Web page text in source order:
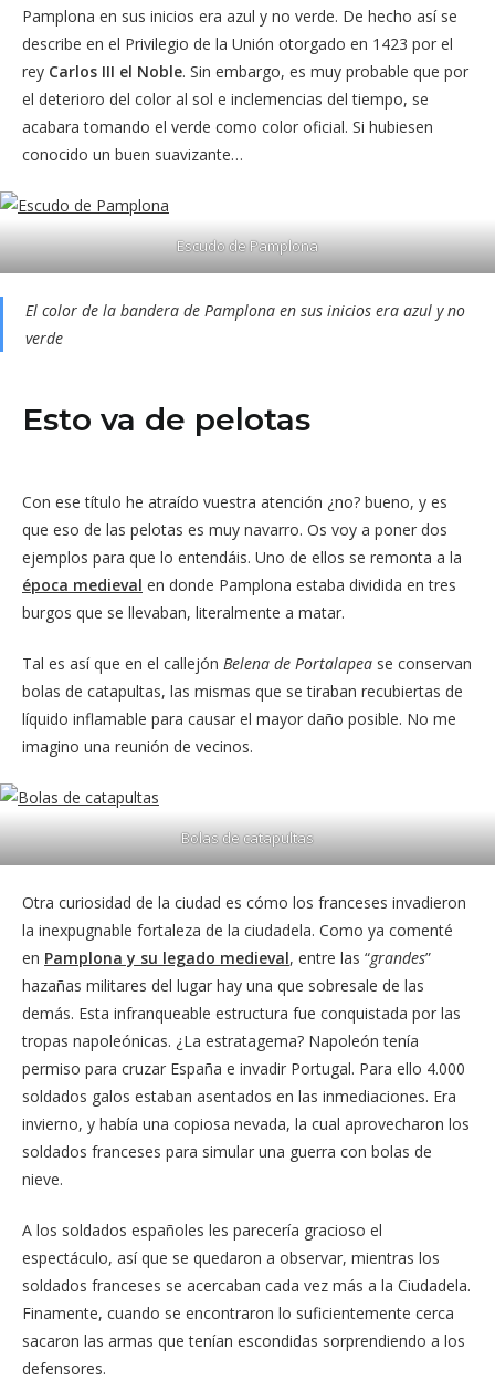
Pamplona en sus inicios era azul y no verde. De hecho así se
describe en el Privilegio de la Unión otorgado en 1423 por el
rey Carlos III el Noble. Sin embargo, es muy probable que por
el deterioro del color al sol e inclemencias del tiempo, se
acabara tomando el verde como color oficial. Si hubiesen
conocido un buen suavizante…
Escudo de Pamplona
El color de la bandera de Pamplona en sus inicios era azul y no
verde
Esto va de pelotas
Con ese título he atraído vuestra atención ¿no? bueno, y es
que eso de las pelotas es muy navarro. Os voy a poner dos
ejemplos para que lo entendáis. Uno de ellos se remonta a la
época medieval en donde Pamplona estaba dividida en tres
burgos que se llevaban, literalmente a matar.
Tal es así que en el callejón Belena de Portalapea se conservan
bolas de catapultas, las mismas que se tiraban recubiertas de
líquido inflamable para causar el mayor daño posible. No me
imagino una reunión de vecinos.
Bolas de catapultas
Otra curiosidad de la ciudad es cómo los franceses invadieron
la inexpugnable fortaleza de la ciudadela. Como ya comenté
en Pamplona y su legado medieval, entre las “grandes”
hazañas militares del lugar hay una que sobresale de las
demás. Esta infranqueable estructura fue conquistada por las
tropas napoleónicas. ¿La estratagema? Napoleón tenía
permiso para cruzar España e invadir Portugal. Para ello 4.000
soldados galos estaban asentados en las inmediaciones. Era
invierno, y había una copiosa nevada, la cual aprovecharon los
soldados franceses para simular una guerra con bolas de
nieve.
A los soldados españoles les parecería gracioso el
espectáculo, así que se quedaron a observar, mientras los
soldados franceses se acercaban cada vez más a la Ciudadela.
Finamente, cuando se encontraron lo suficientemente cerca
sacaron las armas que tenían escondidas sorprendiendo a los
defensores.